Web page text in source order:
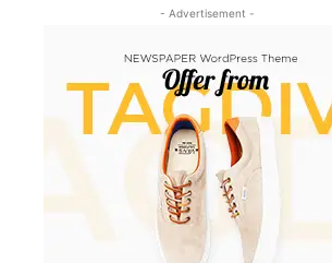
- Advertisement -